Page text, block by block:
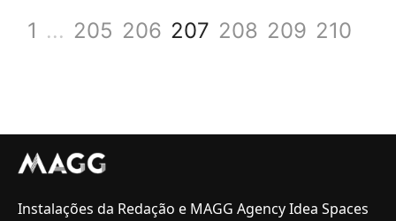
1 ... 205 206 207 208 209 210
Instalações da Redação e MAGG Agency Idea Spaces